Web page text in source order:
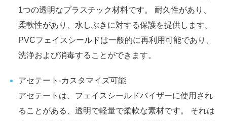
1つの透明なプラスチック材料です。 耐久性があり、
柔軟性があり、水しぶきに対する保護を提供します。
PVCフェイスシールドは一般的に再利用可能であり、
洗浄および消毒することができます。
アセテート-カスタマイズ可能
アセテートは、フェイスシールドバイザーに使用され
ることがある、透明で軽量で柔軟な素材です。 それは